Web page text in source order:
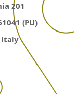
201
(PU)
Italy